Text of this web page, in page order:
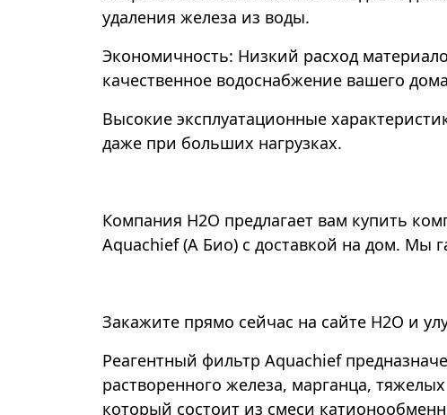
удаления железа из воды.
Экономичность: Низкий расход
качественное водоснабжение вашего
Высокие эксплуатационные
даже при больших нагрузках.
Компания Н2О предлагает вам купить
Aquachief (A Био) с доставкой на дом. Мы
Закажите прямо сейчас на сайте Н2О и
Реагентный фильтр Aquachief
растворенного железа, марганца,
который состоит из смеси